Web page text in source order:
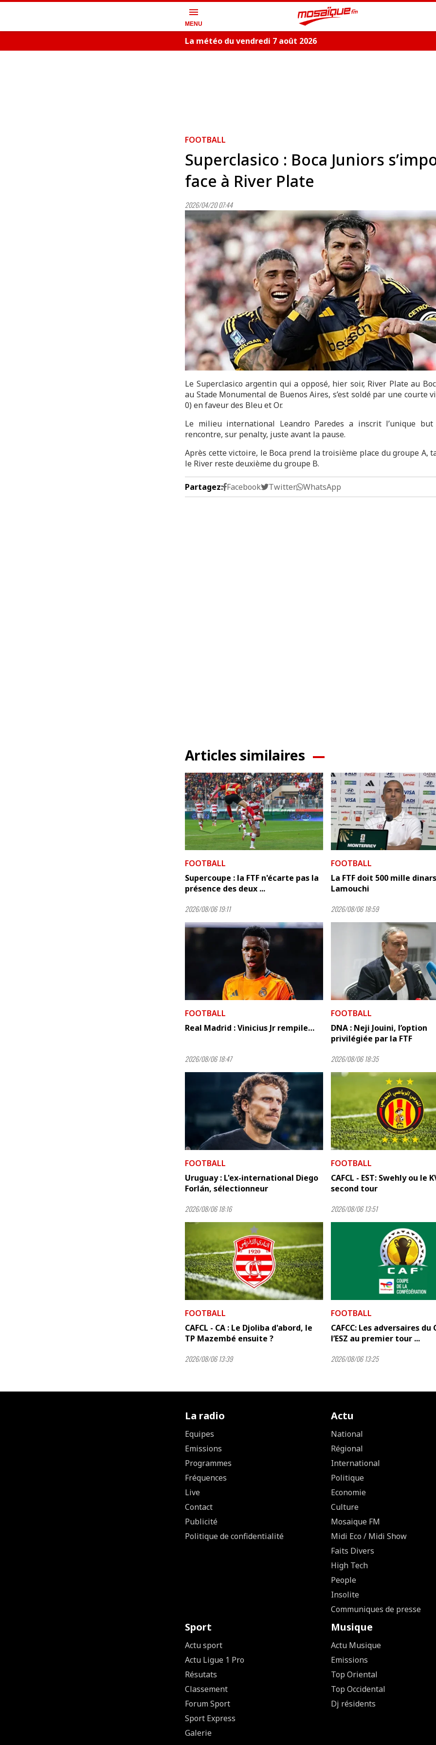
menu
MENU
La météo du vendredi 7 août 2026
FOOTBALL
Superclasico : Boca Juniors
face à River Plate
2026/04/20 07:44
Le Superclasico argentin qui a opposé, hier soir, River Plate au
au Stade Monumental de Buenos Aires, s’est soldé par une courte
0) en faveur des Bleu et Or.
Le milieu international Leandro Paredes a inscrit l’unique
rencontre, sur penalty, juste avant la pause.
Après cette victoire, le Boca prend la troisième place du groupe A,
le River reste deuxième du groupe B.
Partagez: Facebook Twitter WhatsApp
Articles similaires
FOOTBALL
Supercoupe : la FTF n'écarte pas la
présence des deux ...
2026/08/06 19:11
FOOTBALL
La FTF doit 500 mille
Lamouchi
2026/08/06 18:59
FOOTBALL
Real Madrid : Vinicius Jr rempile…
2026/08/06 18:47
FOOTBALL
DNA : Neji Jouini, l’option
privilégiée par la FTF
2026/08/06 18:35
FOOTBALL
Uruguay : L'ex-international Diego
Forlán, sélectionneur
2026/08/06 18:16
FOOTBALL
CAFCL - EST: Swehly ou le
second tour
2026/08/06 13:51
FOOTBALL
CAFCL - CA : Le Djoliba d'abord, le
TP Mazembé ensuite ?
2026/08/06 13:39
FOOTBALL
CAFCC: Les adversaires du
l’ESZ au premier tour ...
2026/08/06 13:25
La radio
Equipes
Emissions
Programmes
Fréquences
Live
Contact
Publicité
Politique de confidentialité
Actu
National
Régional
International
Politique
Economie
Culture
Mosaique FM
Midi Eco / Midi Show
Faits Divers
High Tech
People
Insolite
Communiques de presse
Sport
Actu sport
Actu Ligue 1 Pro
Résutats
Classement
Forum Sport
Sport Express
Galerie
Musique
Actu Musique
Emissions
Top Oriental
Top Occidental
Dj résidents